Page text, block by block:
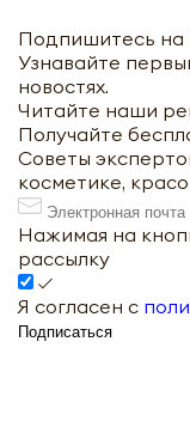
Подпишитесь на
Узнавайте
новостях.
Читайте наши
Получайте
Советы
косметике,
Нажимая на
рассылку
Я согласен с
Подписаться